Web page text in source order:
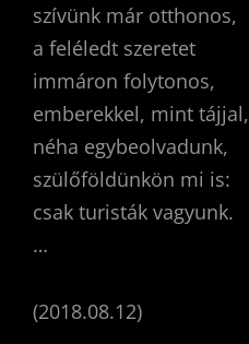
szívünk már otthonos,
a feléledt szeretet
immáron folytonos,
emberekkel, mint tájjal,
néha egybeolvadunk,
szülőföldünkön mi is:
csak turisták vagyunk.
…
(2018.08.12)